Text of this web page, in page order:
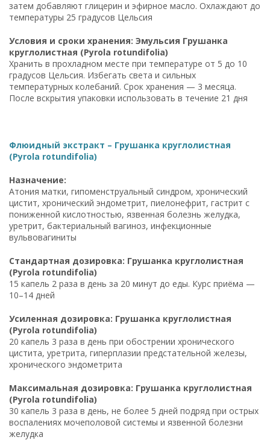
затем добавляют глицерин и эфирное масло. Охлаждают до
температуры 25 градусов Цельсия
Условия и сроки хранения: Эмульсия Грушанка
круглолистная (Pyrola rotundifolia)
Хранить в прохладном месте при температуре от 5 до 10
градусов Цельсия. Избегать света и сильных
температурных колебаний. Срок хранения — 3 месяца.
После вскрытия упаковки использовать в течение 21 дня
Флюидный экстракт – Грушанка круглолистная
(Pyrola rotundifolia)
Назначение:
Атония матки, гипоменструальный синдром, хронический
цистит, хронический эндометрит, пиелонефрит, гастрит с
пониженной кислотностью, язвенная болезнь желудка,
уретрит, бактериальный вагиноз, инфекционные
вульвовагиниты
Стандартная дозировка: Грушанка круглолистная
(Pyrola rotundifolia)
15 капель 2 раза в день за 20 минут до еды. Курс приёма —
10–14 дней
Усиленная дозировка: Грушанка круглолистная
(Pyrola rotundifolia)
20 капель 3 раза в день при обострении хронического
цистита, уретрита, гиперплазии предстательной железы,
хронического эндометрита
Максимальная дозировка: Грушанка круглолистная
(Pyrola rotundifolia)
30 капель 3 раза в день, не более 5 дней подряд при острых
воспалениях мочеполовой системы и язвенной болезни
желудка